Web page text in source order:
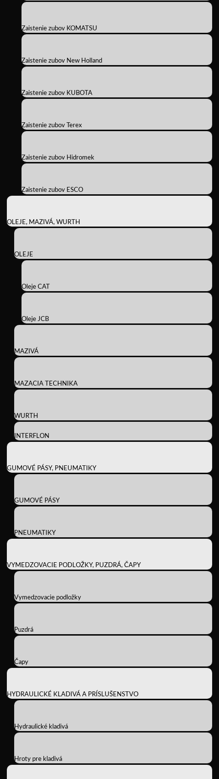
Zaistenie zubov KOMATSU
Zaistenie zubov New Holland
Zaistenie zubov KUBOTA
Zaistenie zubov Terex
Zaistenie zubov Hidromek
Zaistenie zubov ESCO
OLEJE, MAZIVÁ, WURTH
OLEJE
Oleje CAT
Oleje JCB
MAZIVÁ
MAZACIA TECHNIKA
WURTH
INTERFLON
GUMOVÉ PÁSY, PNEUMATIKY
GUMOVÉ PÁSY
PNEUMATIKY
VYMEDZOVACIE PODLOŽKY, PUZDRÁ, ČAPY
Vymedzovacie podložky
Puzdrá
Čapy
HYDRAULICKÉ KLADIVÁ A PRÍSLUŠENSTVO
Hydraulické kladivá
Hroty pre kladivá